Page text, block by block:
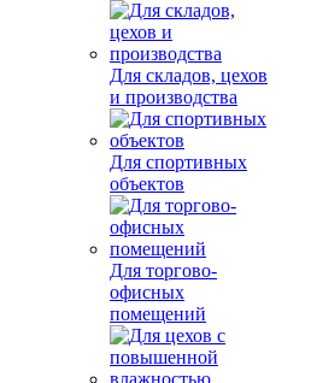
Для складов, цехов
и производства
Для спортивных
объектов
Для торгово-
офисных
помещений